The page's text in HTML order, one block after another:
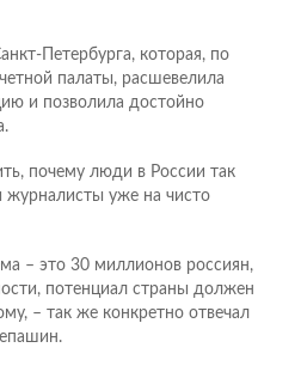
Петербурга, которая, по
палаты, расшевелила
и позволила достойно
почему люди в России так
журналисты уже на чисто
– это 30 миллионов россиян,
потенциал страны должен
– так же конкретно отвечал